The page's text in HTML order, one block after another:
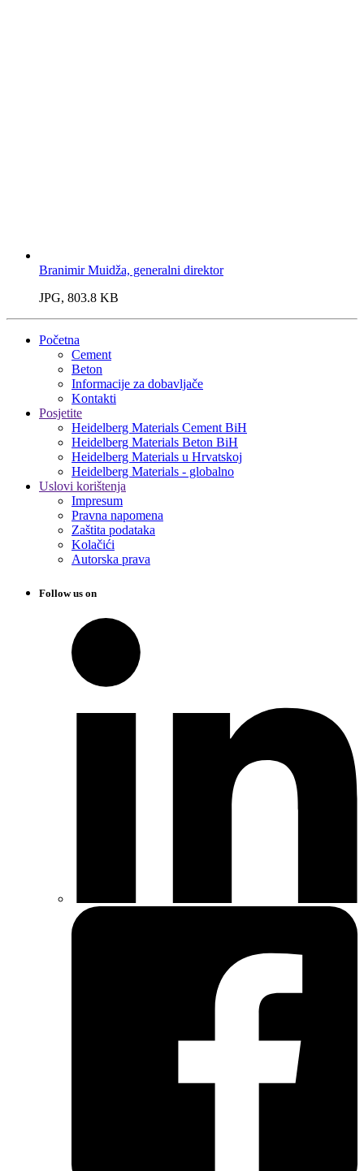
Branimir Muidža, generalni direktor
JPG, 803.8 KB
Početna
Cement
Beton
Informacije za dobavljače
Kontakti
Posjetite
Heidelberg Materials Cement BiH
Heidelberg Materials Beton BiH
Heidelberg Materials u Hrvatskoj
Heidelberg Materials - globalno
Uslovi korištenja
Impresum
Pravna napomena
Zaštita podataka
Kolačići
Autorska prava
Follow us on